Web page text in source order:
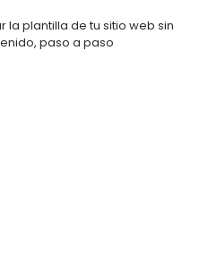
la plantilla de tu sitio web sin
paso a paso